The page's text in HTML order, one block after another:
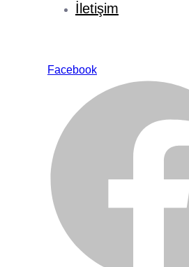
İletişim
Facebook